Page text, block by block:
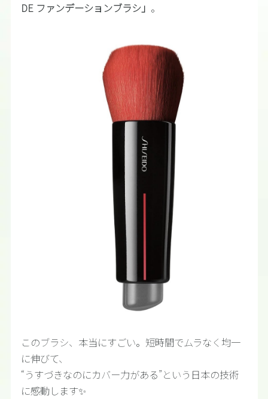
DE ファンデーションブラシ」 。
このブラシ、本当にすごい。短時間でムラなく均一
に伸びて、
“うすづきなのにカバー力がある”という日本の技術
に感動します✨